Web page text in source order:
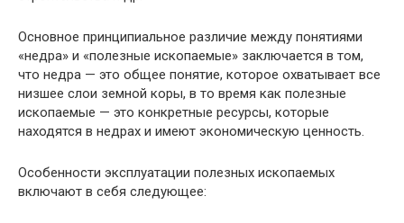
Основное принципиальное различие между понятиями
«недра» и «полезные ископаемые» заключается в том,
что недра — это общее понятие, которое охватывает все
низшее слои земной коры, в то время как полезные
ископаемые — это конкретные ресурсы, которые
находятся в недрах и имеют экономическую ценность.
Особенности эксплуатации полезных ископаемых
включают в себя следующее: